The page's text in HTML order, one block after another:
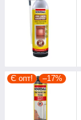
Є опт! –17%